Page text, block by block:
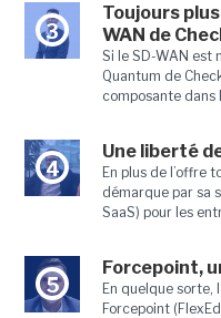
3
Toujours
WAN de
Si le SD-WAN est
Quantum de
composante dans
4
Une liberté
En plus de l’offre
démarque par sa
SaaS) pour les
5
Forcepoint,
En quelque sorte,
Forcepoint